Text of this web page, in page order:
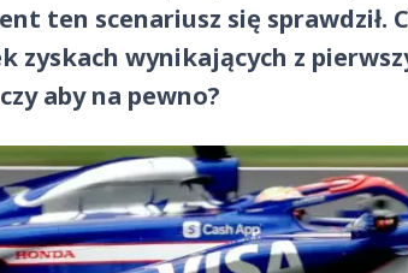
ten scenariusz się sprawdził.
zyskach wynikających z
aby na pewno?